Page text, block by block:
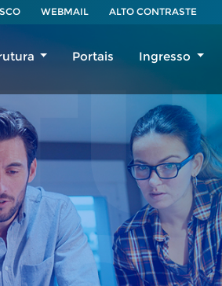
Portais Ingresso
WEBMAIL ALTO CONTRASTE